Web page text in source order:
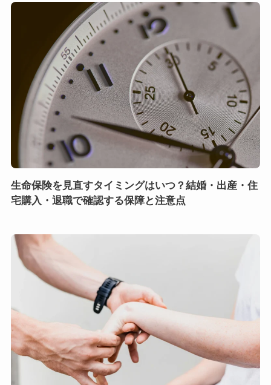
生命保険を見直すタイミングはいつ？結婚・出産・住
宅購入・退職で確認する保障と注意点